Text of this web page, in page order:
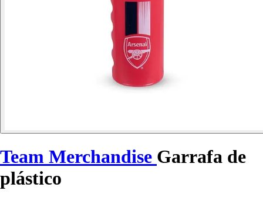
Team Merchandise Garrafa de
plástico